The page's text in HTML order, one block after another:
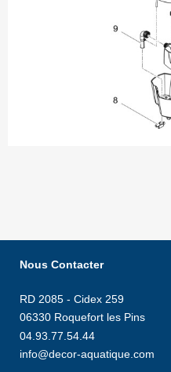
Nous Contacter
RD 2085 - Cidex 259
06330 Roquefort les Pins
04.93.77.54.44
info@decor-aquatique.com